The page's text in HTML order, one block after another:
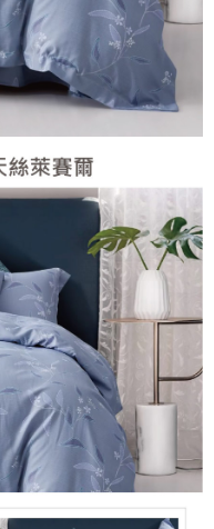
帳號之用戶狀況，依本公司即
情形，本公司將視審查結果
冊。若發現惡意使用之情形，
用額度並採取法律行動。